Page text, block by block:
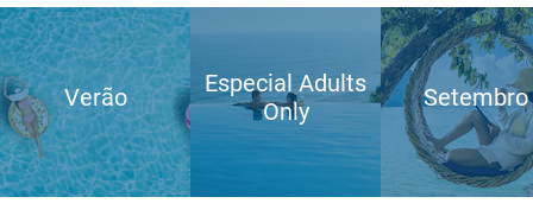
Verão
Especial Adults
Only
Setembro